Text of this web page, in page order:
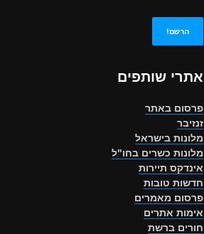
אתרי שותפים
פרסום באתר
זנזיבר
מלונות בישראל
מלונות כשרים בחו"ל
אינדקס תיירות
חדשות טובות
פרסום מאמרים
אימות אתרים
חורים ברשת